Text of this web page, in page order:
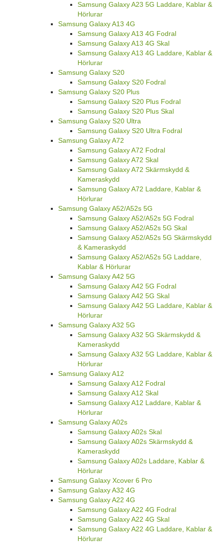
Samsung Galaxy A23 5G Laddare, Kablar &
Hörlurar
Samsung Galaxy A13 4G
Samsung Galaxy A13 4G Fodral
Samsung Galaxy A13 4G Skal
Samsung Galaxy A13 4G Laddare, Kablar &
Hörlurar
Samsung Galaxy S20
Samsung Galaxy S20 Fodral
Samsung Galaxy S20 Plus
Samsung Galaxy S20 Plus Fodral
Samsung Galaxy S20 Plus Skal
Samsung Galaxy S20 Ultra
Samsung Galaxy S20 Ultra Fodral
Samsung Galaxy A72
Samsung Galaxy A72 Fodral
Samsung Galaxy A72 Skal
Samsung Galaxy A72 Skärmskydd &
Kameraskydd
Samsung Galaxy A72 Laddare, Kablar &
Hörlurar
Samsung Galaxy A52/A52s 5G
Samsung Galaxy A52/A52s 5G Fodral
Samsung Galaxy A52/A52s 5G Skal
Samsung Galaxy A52/A52s 5G Skärmskydd
& Kameraskydd
Samsung Galaxy A52/A52s 5G Laddare,
Kablar & Hörlurar
Samsung Galaxy A42 5G
Samsung Galaxy A42 5G Fodral
Samsung Galaxy A42 5G Skal
Samsung Galaxy A42 5G Laddare, Kablar &
Hörlurar
Samsung Galaxy A32 5G
Samsung Galaxy A32 5G Skärmskydd &
Kameraskydd
Samsung Galaxy A32 5G Laddare, Kablar &
Hörlurar
Samsung Galaxy A12
Samsung Galaxy A12 Fodral
Samsung Galaxy A12 Skal
Samsung Galaxy A12 Laddare, Kablar &
Hörlurar
Samsung Galaxy A02s
Samsung Galaxy A02s Skal
Samsung Galaxy A02s Skärmskydd &
Kameraskydd
Samsung Galaxy A02s Laddare, Kablar &
Hörlurar
Samsung Galaxy Xcover 6 Pro
Samsung Galaxy A32 4G
Samsung Galaxy A22 4G
Samsung Galaxy A22 4G Fodral
Samsung Galaxy A22 4G Skal
Samsung Galaxy A22 4G Laddare, Kablar &
Hörlurar